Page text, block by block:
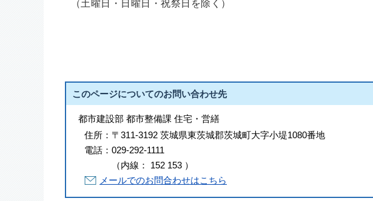
（土曜日・日曜日・祝祭日を除く）
このページについてのお問い合わせ先
都市建設部 都市整備課 住宅・営繕
住所： 〒311-3192 茨城県東茨城郡茨城町大字小堤1080番地
電話： 029-292-1111
（内線 ： 152 153 ）
メールでのお問合わせはこちら